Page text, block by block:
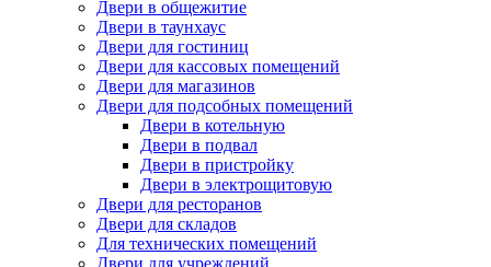
Двери в общежитие
Двери в таунхаус
Двери для гостиниц
Двери для кассовых помещений
Двери для магазинов
Двери для подсобных помещений
Двери в котельную
Двери в подвал
Двери в пристройку
Двери в электрощитовую
Двери для ресторанов
Двери для складов
Для технических помещений
Двери для учреждений